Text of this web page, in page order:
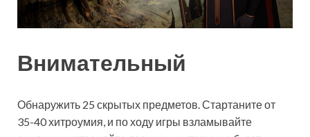
Внимательный
Обнаружить 25 скрытых предметов. Стартаните от
35-40 хитроумия, и по ходу игры взламывайте